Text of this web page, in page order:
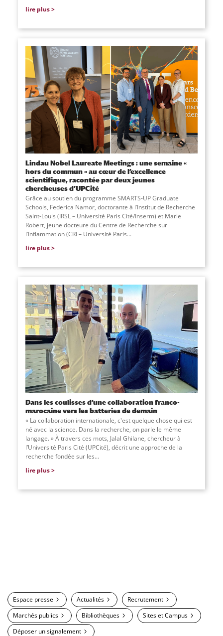
lire plus
Lindau Nobel Laureate Meetings : une semaine «
hors du commun » au cœur de l’excellence
scientifique, racontée par deux jeunes
chercheuses d’UPCité
Grâce au soutien du programme SMARTS-UP Graduate
Schools, Federica Namor, doctorante à l’Institut de Recherche
Saint-Louis (IRSL – Université Paris Cité/Inserm) et Marie
Robert, jeune docteure du Centre de Recherche sur
l’Inflammation (CRI – Université Paris...
lire plus
Dans les coulisses d’une collaboration franco-
marocaine vers les batteries de demain
« La collaboration internationale, c'est quelque chose qui est
né avec la science. Dans la recherche, on parle le même
langage. » À travers ces mots, Jalal Ghilane, chercheur à
l’Université Paris Cité (UPCité), décrit une approche de la
recherche fondée sur les...
lire plus
Espace presse Actualités
Recrutement
Marchés publics
Bibliothèques
Sites et Campus
Déposer un signalement